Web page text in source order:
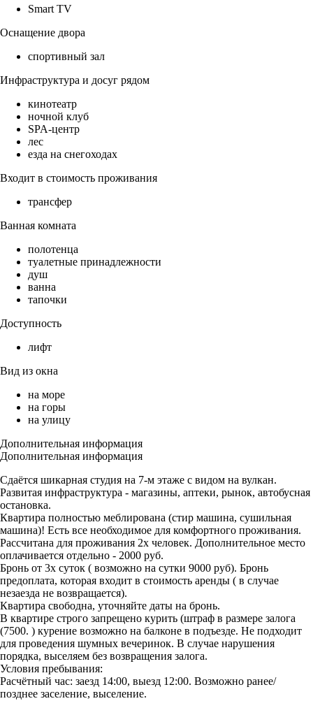
Smart TV
Оснащение двора
спортивный зал
Инфраструктура и досуг рядом
кинотеатр
ночной клуб
SPA-центр
лес
езда на снегоходах
Входит в стоимость проживания
трансфер
Ванная комната
полотенца
туалетные принадлежности
душ
ванна
тапочки
Доступность
лифт
Вид из окна
на море
на горы
на улицу
Дополнительная информация
Дополнительная информация
Сдаётся шикарная студия на 7-м этаже с видом на вулкан.
Развитая инфраструктура - магазины, аптеки, рынок, автобусная
остановка.
Квартира полностью меблирована (стир машина, сушильная
машина)! Есть все необходимое для комфортного проживания.
Рассчитана для проживания 2х человек. Дополнительное место
оплачивается отдельно - 2000 руб.
Бронь от 3х суток ( возможно на сутки 9000 руб). Бронь
предоплата, которая входит в стоимость аренды ( в случае
незаезда не возвращается).
Квартира свободна, уточняйте даты на бронь.
В квартире строго запрещено курить (штраф в размере залога
(7500. ) курение возможно на балконе в подъезде. Не подходит
для проведения шумных вечеринок. В случае нарушения
порядка, выселяем без возвращения залога.
Условия пребывания:
Расчётный час: заезд 14:00, выезд 12:00. Возможно ранее/
позднее заселение, выселение.